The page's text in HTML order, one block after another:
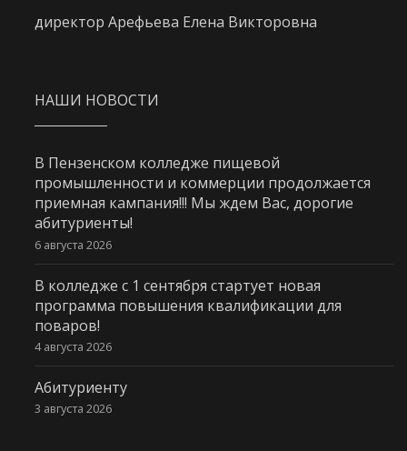
директор Арефьева Елена Викторовна
НАШИ НОВОСТИ
В Пензенском колледже пищевой
промышленности и коммерции продолжается
приемная кампания!!! Мы ждем Вас, дорогие
абитуриенты!
6 августа 2026
В колледже с 1 сентября стартует новая
программа повышения квалификации для
поваров!
4 августа 2026
Абитуриенту
3 августа 2026